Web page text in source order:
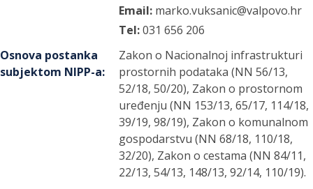
Email: marko.vuksanic@valpovo.hr
Tel:031 656 206
Osnova postanka
subjektom NIPP-a:
Zakon o Nacionalnoj infrastrukturi
prostornih podataka (NN 56/13,
52/18, 50/20), Zakon o prostornom
uređenju (NN 153/13, 65/17, 114/18,
39/19, 98/19), Zakon o komunalnom
gospodarstvu (NN 68/18, 110/18,
32/20), Zakon o cestama (NN 84/11,
22/13, 54/13, 148/13, 92/14, 110/19).